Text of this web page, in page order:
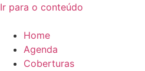
Ir para o conteúdo
Home
Agenda
Coberturas